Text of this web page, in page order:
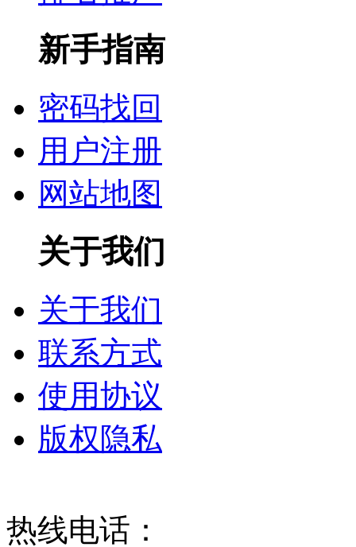
新手指南
密码找回
用户注册
网站地图
关于我们
关于我们
联系方式
使用协议
版权隐私
热线电话：